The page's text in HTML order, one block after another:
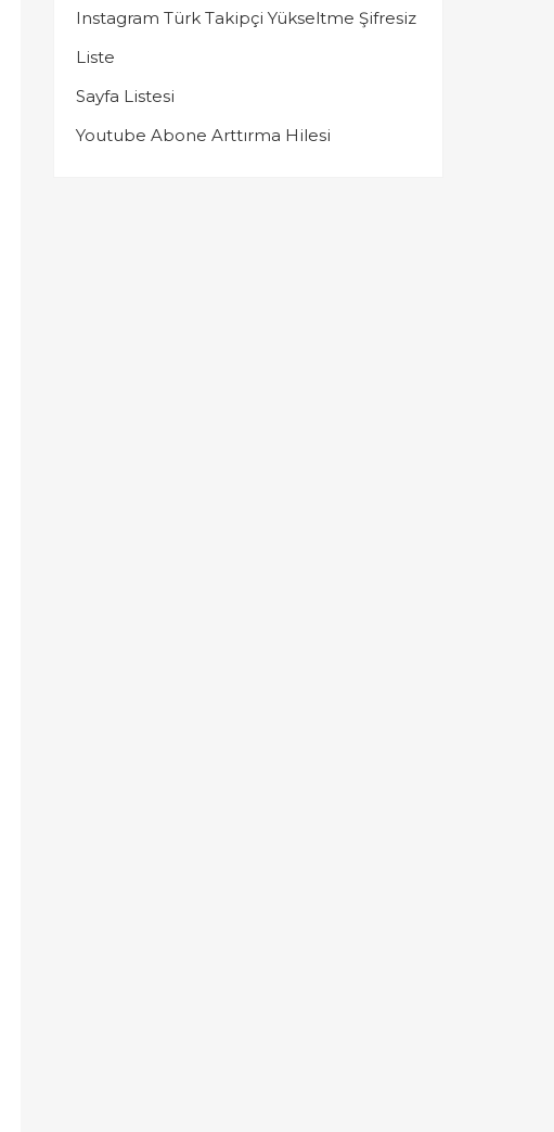
Instagram Türk Takipçi Yükseltme Şifresiz
Liste
Sayfa Listesi
Youtube Abone Arttırma Hilesi